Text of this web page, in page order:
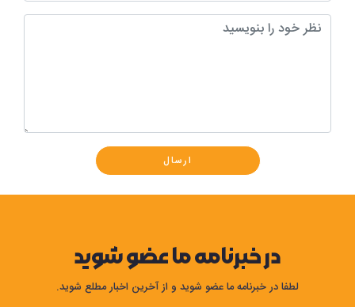
ارسال
در خبرنامه ما عضو شوید
لطفا در خبرنامه ما عضو شوید و از آخرین اخبار مطلع شوید.